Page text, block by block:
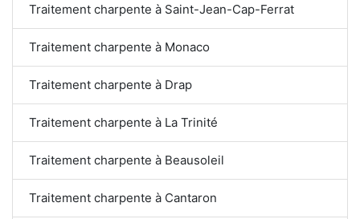
Traitement charpente à Saint-Jean-Cap-Ferrat
Traitement charpente à Monaco
Traitement charpente à Drap
Traitement charpente à La Trinité
Traitement charpente à Beausoleil
Traitement charpente à Cantaron